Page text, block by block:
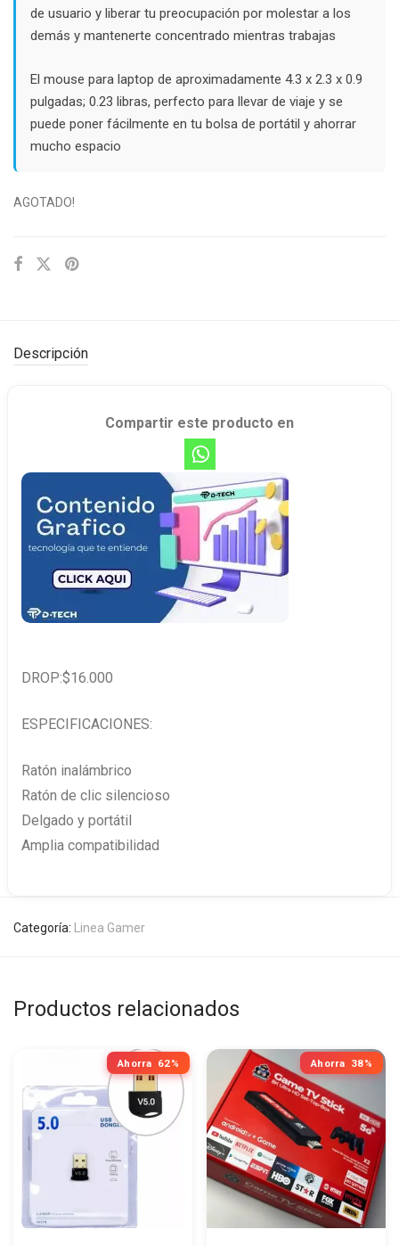
de usuario y liberar tu preocupación por molestar a los
demás y mantenerte concentrado mientras trabajas
El mouse para laptop de aproximadamente 4.3 x 2.3 x 0.9
pulgadas; 0.23 libras, perfecto para llevar de viaje y se
puede poner fácilmente en tu bolsa de portátil y ahorrar
mucho espacio
AGOTADO!
Descripción
Compartir este producto en
DROP:$16.000
ESPECIFICACIONES:
Ratón inalámbrico
Ratón de clic silencioso
Delgado y portátil
Amplia compatibilidad
Categoría: Linea Gamer
Productos relacionados
Ahorra 62% Ahorra 38%